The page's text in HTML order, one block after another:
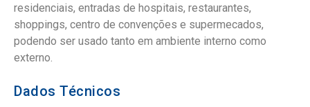
residenciais, entradas de hospitais, restaurantes,
shoppings, centro de convenções e supermecados,
podendo ser usado tanto em ambiente interno como
externo.
Dados Técnicos